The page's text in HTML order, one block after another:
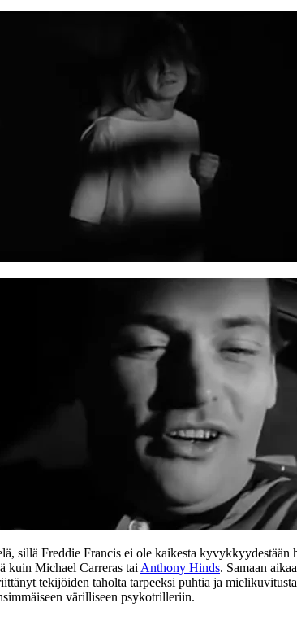
sillä Freddie Francis ei ole kaikesta
kuin Michael Carreras tai Anthony Hinds. Samaan
tekijöiden taholta tarpeeksi puhtia ja
värilliseen psykotrilleriin.